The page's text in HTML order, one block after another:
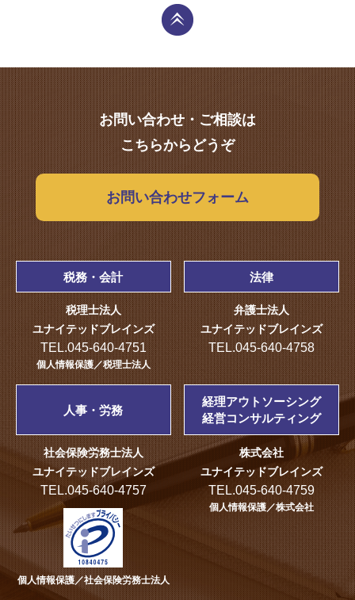
お問い合わせ・ご相談は
こちらからどうぞ
お問い合わせフォーム
税務・会計
税理士法人
ユナイテッドブレインズ
TEL.045-640-4751
個人情報保護／税理士法人
法律
弁護士法人
ユナイテッドブレインズ
TEL.045-640-4758
人事・労務
社会保険労務士法人
ユナイテッドブレインズ
TEL.045-640-4757
個人情報保護／社会保険労務士法人
経理アウトソーシング
経営コンサルティング
株式会社
ユナイテッドブレインズ
TEL.045-640-4759
個人情報保護／株式会社